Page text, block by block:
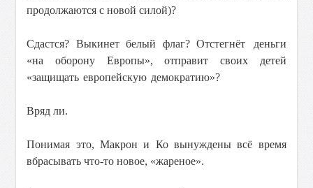
продолжаются с новой силой)?
Сдастся? Выкинет белый флаг?Отстегнёт деньги
«на оборону Европы», отправит своих детей
«защищать европейскую демократию»?
Вряд ли.
Понимая это, Макрон и Ко вынуждены всё время
вбрасывать что-то новое, «жареное».